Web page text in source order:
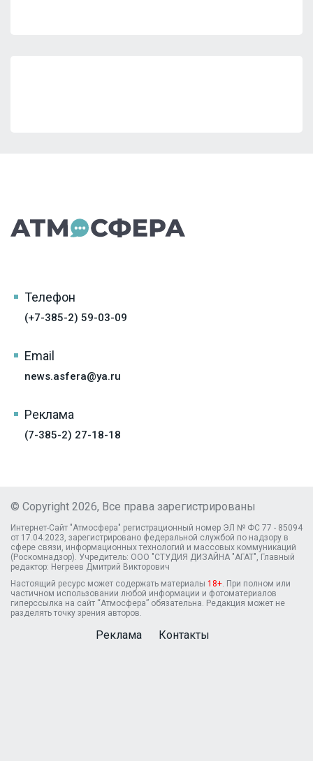
Телефон
(+7-385-2) 59-03-09
Email
news.asfera@ya.ru
Реклама
(7-385-2) 27-18-18
© Copyright 2026, Все права зарегистрированы
Интернет-Сайт "Атмосфера" регистрационный номер ЭЛ № ФС 77 - 85094
от 17.04.2023, зарегистрировано федеральной службой по надзору в
сфере связи, информационных технологий и массовых коммуникаций
(Роскомнадзор). Учредитель: ООО "СТУДИЯ ДИЗАЙНА "АГАТ", Главный
редактор: Негреев Дмитрий Викторович
Настоящий ресурс может содержать материалы 18+ . При полном или
частичном использовании любой информации и фотоматериалов
гиперссылка на сайт “Атмосфера” обязательна. Редакция может не
разделять точку зрения авторов.
Реклама Контакты